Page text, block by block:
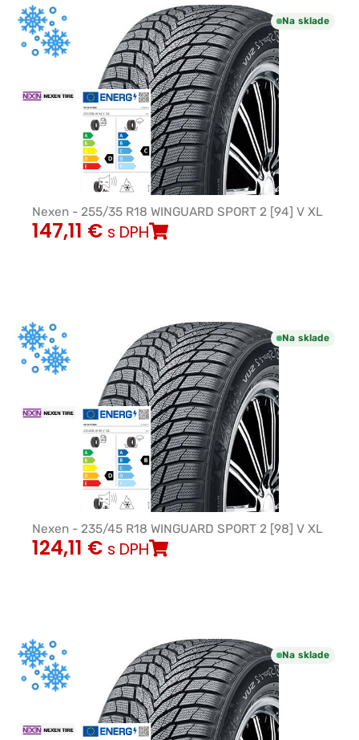
Na sklade
Nexen - 255/35 R18 WINGUARD SPORT 2 [94] V XL
147,11 € s DPH
Na sklade
Nexen - 235/45 R18 WINGUARD SPORT 2 [98] V XL
124,11 € s DPH
Na sklade